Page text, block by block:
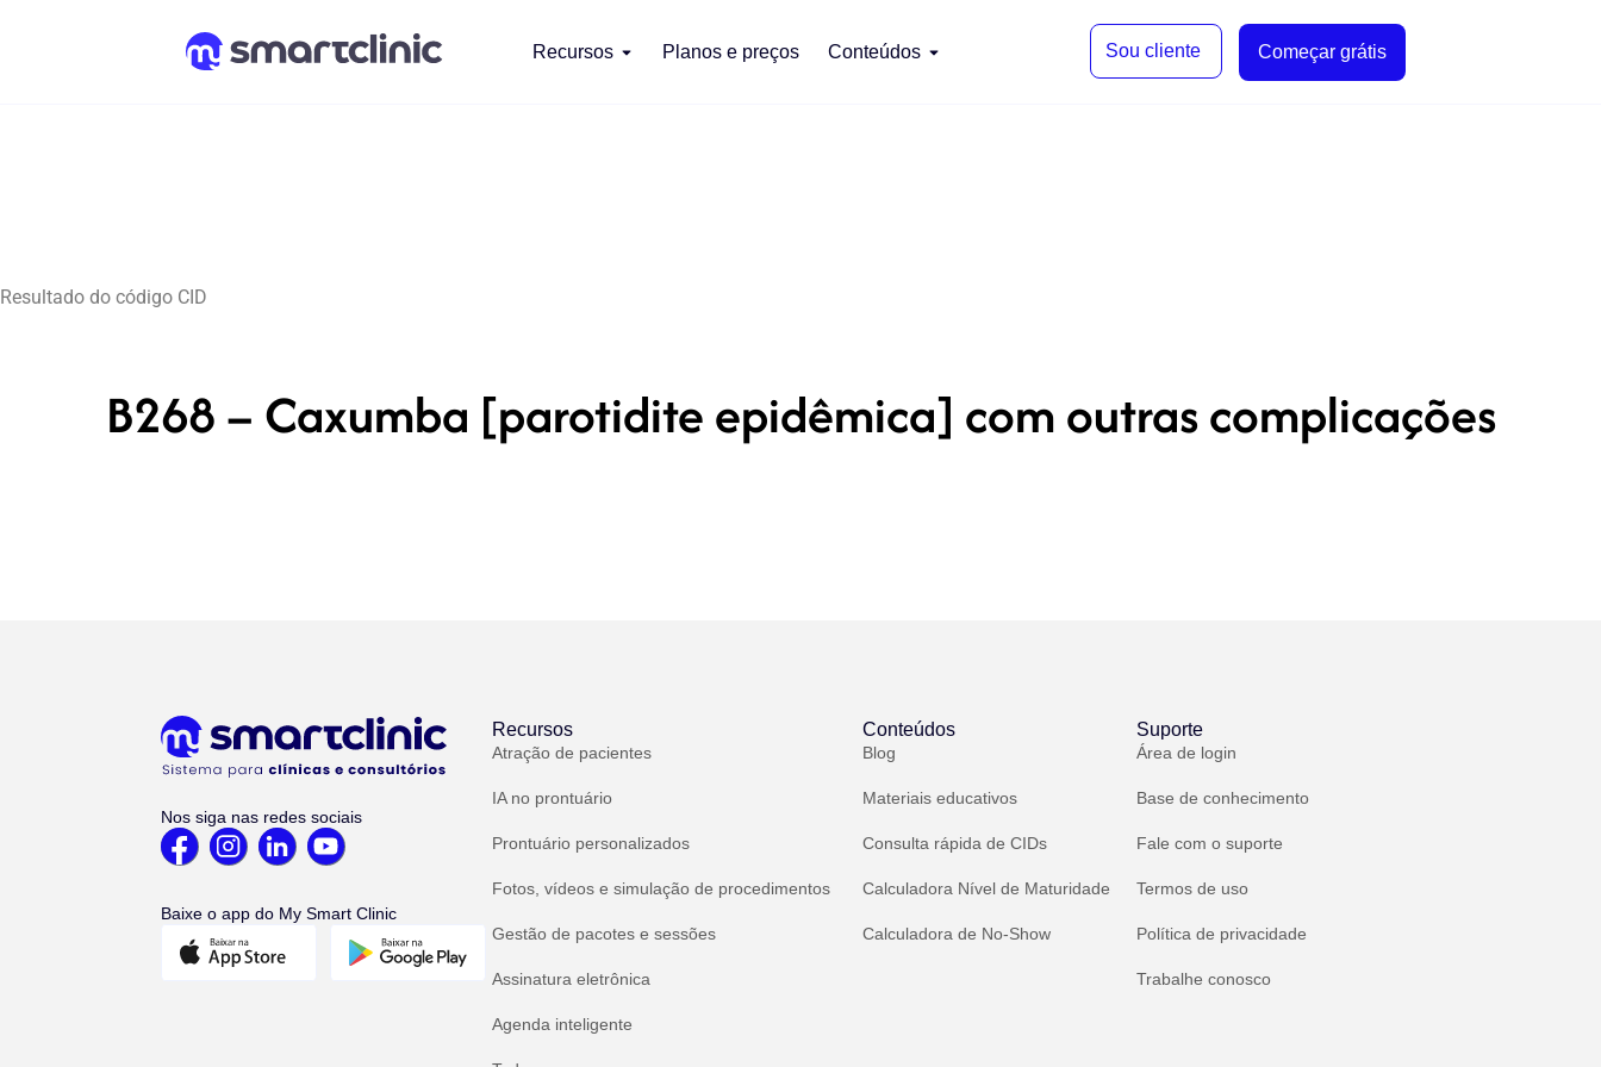
Recursos Planos e preços Conteúdos Sou cliente Começar grátis
Resultado do código CID
B268 – Caxumba [parotidite epidêmica] com outras complicações
Nos siga nas redes sociais
Baixe o app do My Smart Clinic
Recursos
Atração de pacientes
IA no prontuário
Prontuário personalizados
Fotos, vídeos e simulação de procedimentos
Gestão de pacotes e sessões
Assinatura eletrônica
Agenda inteligente
Conteúdos
Blog
Materiais educativos
Consulta rápida de CIDs
Calculadora Nível de Maturidade
Calculadora de No-Show
Suporte
Área de login
Base de conhecimento
Fale com o suporte
Termos de uso
Política de privacidade
Trabalhe conosco